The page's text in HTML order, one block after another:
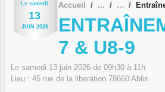
Le samedi
13
JUIN 2026
Accueil
7 & U8-9
Le samedi 13 juin 2026 de 09h30 à 11h
Lieu : 45 rue de la liberation 78660 Ablis